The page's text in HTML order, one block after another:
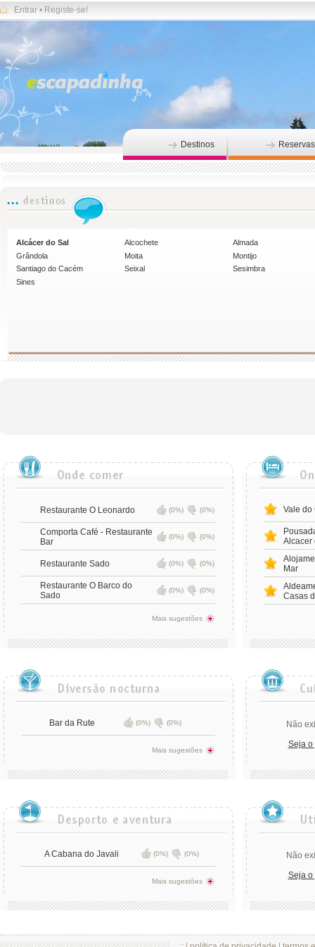
Entrar • Registe-se!
Destinos Reservas
Alcácer do Sal Alcochete
Almada
Grândola
Moita
Montijo
Santiago do Cacém
Seixal
Sesimbra
Sines
Restaurante O Leonardo (0%) (0%)
Comporta Café - Restaurante
Bar
(0%) (0%)
Restaurante Sado (0%) (0%)
Restaurante O Barco do
Sado
(0%) (0%)
Mais sugestões
Vale do
Alcacer
Mar
Casas
Bar da Rute (0%) (0%)
Mais sugestões
Não
Seja o
A Cabana do Javali (0%) (0%)
Mais sugestões
Não
Seja o